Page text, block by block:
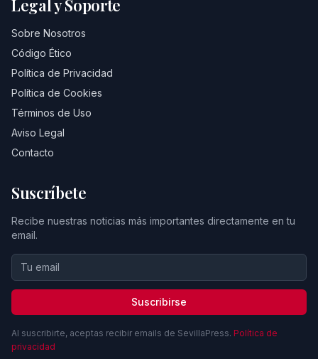
Legal y Soporte
Sobre Nosotros
Código Ético
Política de Privacidad
Política de Cookies
Términos de Uso
Aviso Legal
Contacto
Suscríbete
Recibe nuestras noticias más importantes directamente en tu
email.
Suscribirse
Al suscribirte, aceptas recibir emails de SevillaPress. Política de
privacidad